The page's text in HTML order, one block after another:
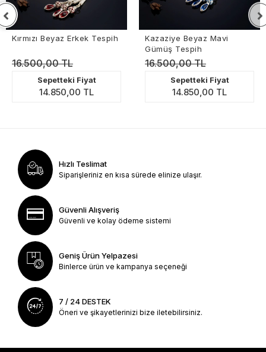
Beyaz Erkek Tespih
TL
Sepetteki Fiyat
14.850,00 TL
Kazaziye Beyaz Mavi
Gümüş Tespih
16.500,00 TL
Sepetteki Fiyat
14.850,00 TL
Hızlı Teslimat
Siparişleriniz en kısa sürede elinize ulaşır.
Güvenli Alışveriş
Güvenli ve kolay ödeme sistemi
Geniş Ürün Yelpazesi
Binlerce ürün ve kampanya seçeneği
7 / 24 DESTEK
Öneri ve şikayetlerinizi bize iletebilirsiniz.